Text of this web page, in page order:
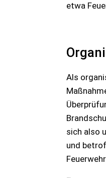
etwa
Als
sich also
und